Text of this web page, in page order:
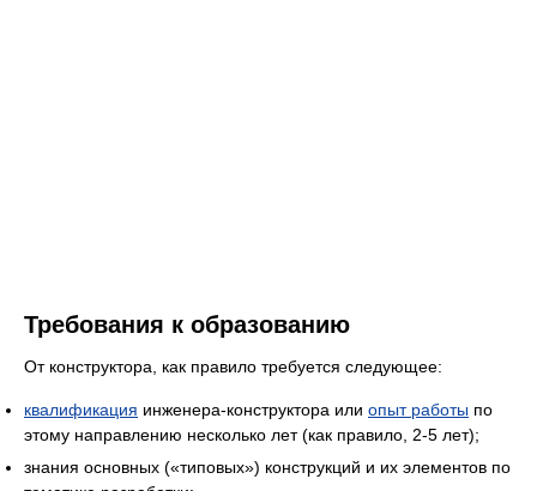
Требования к образованию
От конструктора, как правило требуется следующее:
квалификация инженера-конструктора или опыт работы по
этому направлению несколько лет (как правило, 2-5 лет);
знания основных («типовых») конструкций и их элементов по